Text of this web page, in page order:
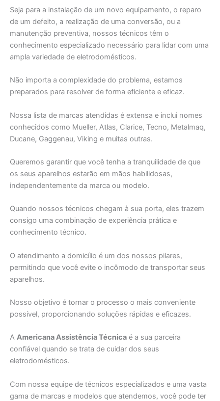
Seja para a instalação de um novo equipamento, o reparo
de um defeito, a realização de uma conversão, ou a
manutenção preventiva, nossos técnicos têm o
conhecimento especializado necessário para lidar com uma
ampla variedade de eletrodomésticos.
Não importa a complexidade do problema, estamos
preparados para resolver de forma eficiente e eficaz.
Nossa lista de marcas atendidas é extensa e inclui nomes
conhecidos como Mueller, Atlas, Clarice, Tecno, Metalmaq,
Ducane, Gaggenau, Viking e muitas outras.
Queremos garantir que você tenha a tranquilidade de que
os seus aparelhos estarão em mãos habilidosas,
independentemente da marca ou modelo.
Quando nossos técnicos chegam à sua porta, eles trazem
consigo uma combinação de experiência prática e
conhecimento técnico.
O atendimento a domicílio é um dos nossos pilares,
permitindo que você evite o incômodo de transportar seus
aparelhos.
Nosso objetivo é tornar o processo o mais conveniente
possível, proporcionando soluções rápidas e eficazes.
A Americana Assistência Técnica é a sua parceira
confiável quando se trata de cuidar dos seus
eletrodomésticos.
Com nossa equipe de técnicos especializados e uma vasta
gama de marcas e modelos que atendemos, você pode ter